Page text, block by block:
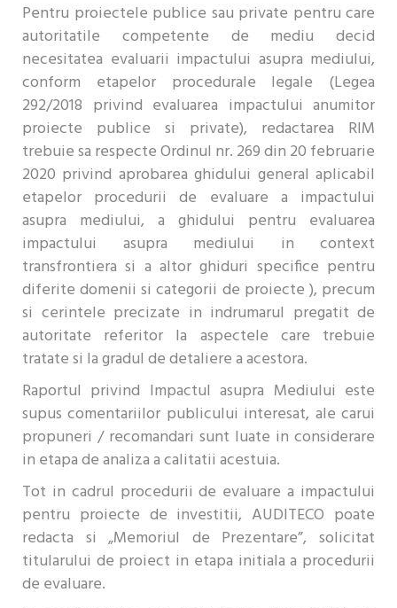
Pentru proiectele publice sau private pentru care
autoritatile competente de mediu decid
necesitatea evaluarii impactului asupra mediului,
conform etapelor procedurale legale (Legea
292/2018 privind evaluarea impactului anumitor
proiecte publice si private), redactarea RIM
trebuie sa respecte Ordinul nr. 269 din 20 februarie
2020 privind aprobarea ghidului general aplicabil
etapelor procedurii de evaluare a impactului
asupra mediului, a ghidului pentru evaluarea
impactului asupra mediului in context
transfrontiera si a altor ghiduri specifice pentru
diferite domenii si categorii de proiecte ), precum
si cerintele precizate in indrumarul pregatit de
autoritate referitor la aspectele care trebuie
tratate si la gradul de detaliere a acestora.
Raportul privind Impactul asupra Mediului este
supus comentariilor publicului interesat, ale carui
propuneri / recomandari sunt luate in considerare
in etapa de analiza a calitatii acestuia.
Tot in cadrul procedurii de evaluare a impactului
pentru proiecte de investitii, AUDITECO poate
redacta si „Memoriul de Prezentare”, solicitat
titularului de proiect in etapa initiala a procedurii
de evaluare.